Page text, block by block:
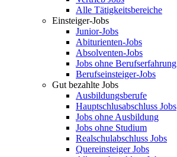
Alle Tätigkeitsbereiche
Einsteiger-Jobs
Junior-Jobs
Abiturienten-Jobs
Absolventen-Jobs
Jobs ohne Berufserfahrung
Berufseinsteiger-Jobs
Gut bezahlte Jobs
Ausbildungsberufe
Hauptschlusabschluss Jobs
Jobs ohne Ausbildung
Jobs ohne Studium
Realschulabschluss Jobs
Quereinsteiger Jobs